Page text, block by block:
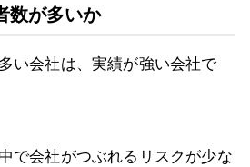
数が多いか
い会社は、実績が強い会社で
で会社がつぶれるリスクが少な